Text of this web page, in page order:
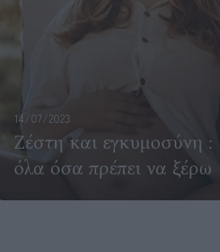
14/07/2023
Ζέστη και εγκυμοσύνη :
όλα όσα πρέπει να ξέρω